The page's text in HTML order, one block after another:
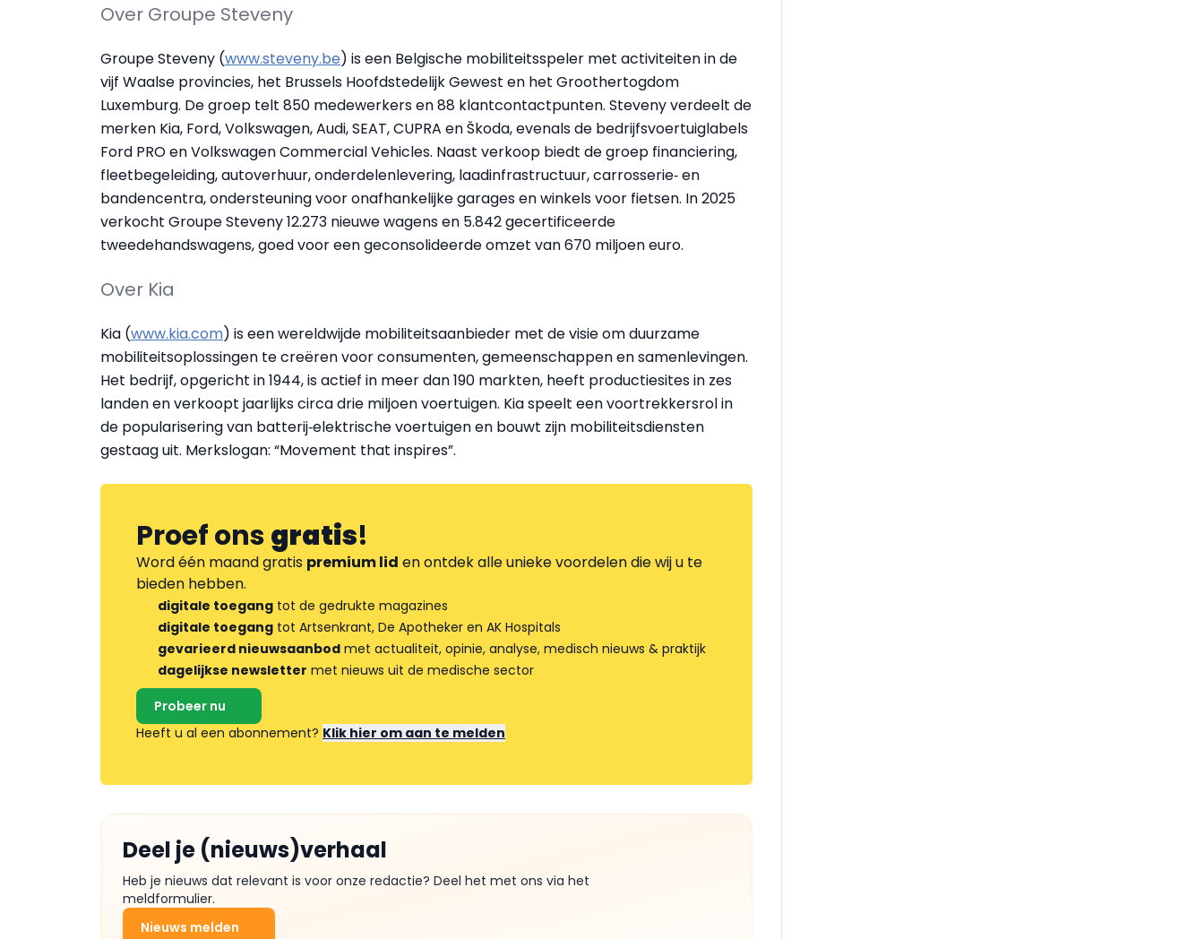
Over Groupe Steveny
Groupe Steveny (www.steveny.be) is een Belgische mobiliteitsspeler met activiteiten in de
vijf Waalse provincies, het Brussels Hoofdstedelijk Gewest en het Groothertogdom
Luxemburg. De groep telt 850 medewerkers en 88 klantcontactpunten. Steveny verdeelt de
merken Kia, Ford, Volkswagen, Audi, SEAT, CUPRA en Škoda, evenals de bedrijfsvoertuiglabels
Ford PRO en Volkswagen Commercial Vehicles. Naast verkoop biedt de groep financiering,
fleetbegeleiding, autoverhuur, onderdelenlevering, laadinfrastructuur, carrosserie‑ en
bandencentra, ondersteuning voor onafhankelijke garages en winkels voor fietsen. In 2025
verkocht Groupe Steveny 12.273 nieuwe wagens en 5.842 gecertificeerde
tweedehandswagens, goed voor een geconsolideerde omzet van 670 miljoen euro.
Over Kia
Kia (www.kia.com) is een wereldwijde mobiliteitsaanbieder met de visie om duurzame
mobiliteitsoplossingen te creëren voor consumenten, gemeenschappen en samenlevingen.
Het bedrijf, opgericht in 1944, is actief in meer dan 190 markten, heeft productiesites in zes
landen en verkoopt jaarlijks circa drie miljoen voertuigen. Kia speelt een voortrekkersrol in
de popularisering van batterij‑elektrische voertuigen en bouwt zijn mobiliteitsdiensten
gestaag uit. Merkslogan: “Movement that inspires”.
Proef onsgratis!
Word één maand gratis premium lid en ontdek alle unieke voordelen die wij u te
bieden hebben.
digitale toegang tot de gedrukte magazines
digitale toegang tot Artsenkrant, De Apotheker en AK Hospitals
gevarieerd nieuwsaanbod met actualiteit, opinie, analyse, medisch nieuws & praktijk
dagelijkse newsletter met nieuws uit de medische sector
Probeer nu
Heeft u al een abonnement? Klik hier om aan te melden
Deel je (nieuws)verhaal
Heb je nieuws dat relevant is voor onze redactie? Deel het met ons via het
meldformulier.
Nieuws melden